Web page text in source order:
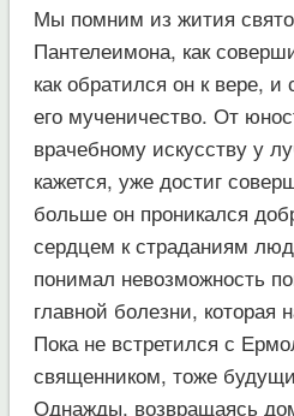
Мы помним из жития
Пантелеимона, как
как обратился он к вере,
его мученичество. От
врачебному искусству у
кажется, уже достиг
больше он проникался
сердцем к страданиям
понимал невозможность
главной болезни, которая
Пока не встретился с
священником, тоже
Однажды, возвращаясь